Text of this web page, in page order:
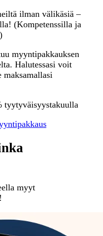
ilman välikäsiä –
(Kompetenssilla ja
myyntipakkauksen
Halutessasi voit
maksamallasi
tyytyväisyystakuulla
myyt